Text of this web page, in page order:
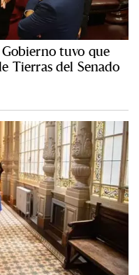
tuvo que
Tierras del Senado